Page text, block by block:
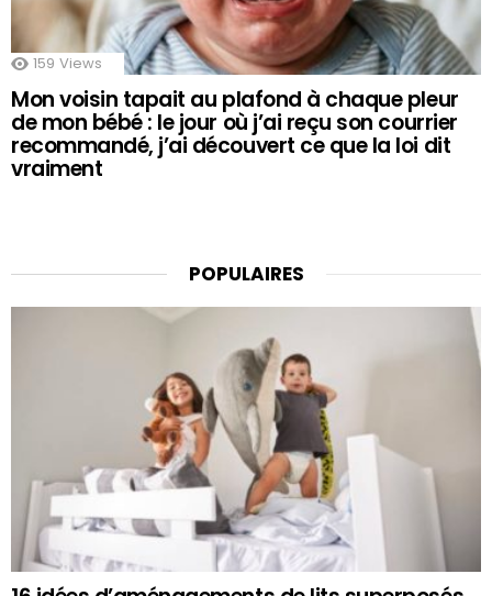
159 Views
Mon voisin tapait au plafond à chaque pleur
de mon bébé : le jour où j’ai reçu son courrier
recommandé, j’ai découvert ce que la loi dit
vraiment
POPULAIRES